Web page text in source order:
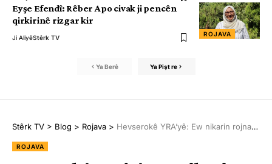
ROJAVA
Eyşe Efendî: Rêber Apo civak ji pencên
qirkirinê rizgar kir
Ji AliyêStêrk TV
Ya Berê Ya Pişt re
Stêrk TV > Blog > Rojava > Hevserokê YRA’yê: Ew nikarin rojnamevanên Kurd rawestînin
ROJAVA